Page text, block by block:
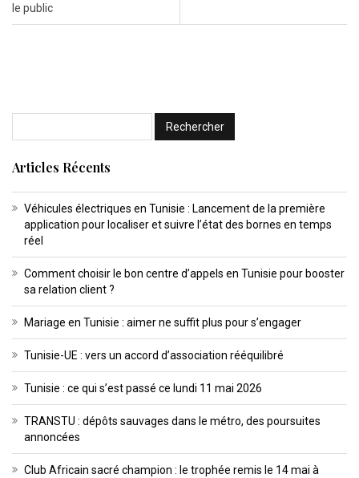
le public
Articles Récents
Véhicules électriques en Tunisie : Lancement de la première
application pour localiser et suivre l’état des bornes en temps
réel
Comment choisir le bon centre d’appels en Tunisie pour booster
sa relation client ?
Mariage en Tunisie : aimer ne suffit plus pour s’engager
Tunisie-UE : vers un accord d’association rééquilibré
Tunisie : ce qui s’est passé ce lundi 11 mai 2026
TRANSTU : dépôts sauvages dans le métro, des poursuites
annoncées
Club Africain sacré champion : le trophée remis le 14 mai à